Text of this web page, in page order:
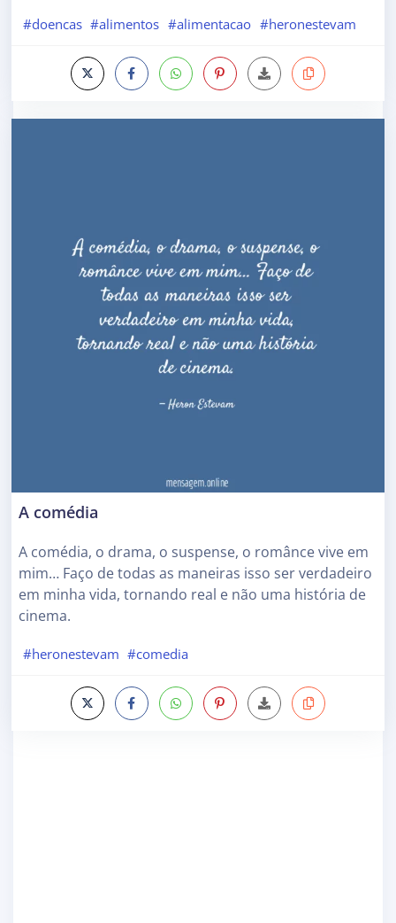
#doencas #alimentos #alimentacao #heronestevam
A comédia
A comédia, o drama, o suspense, o românce vive em
mim… Faço de todas as maneiras isso ser verdadeiro
em minha vida, tornando real e não uma história de
cinema.
#heronestevam #comedia